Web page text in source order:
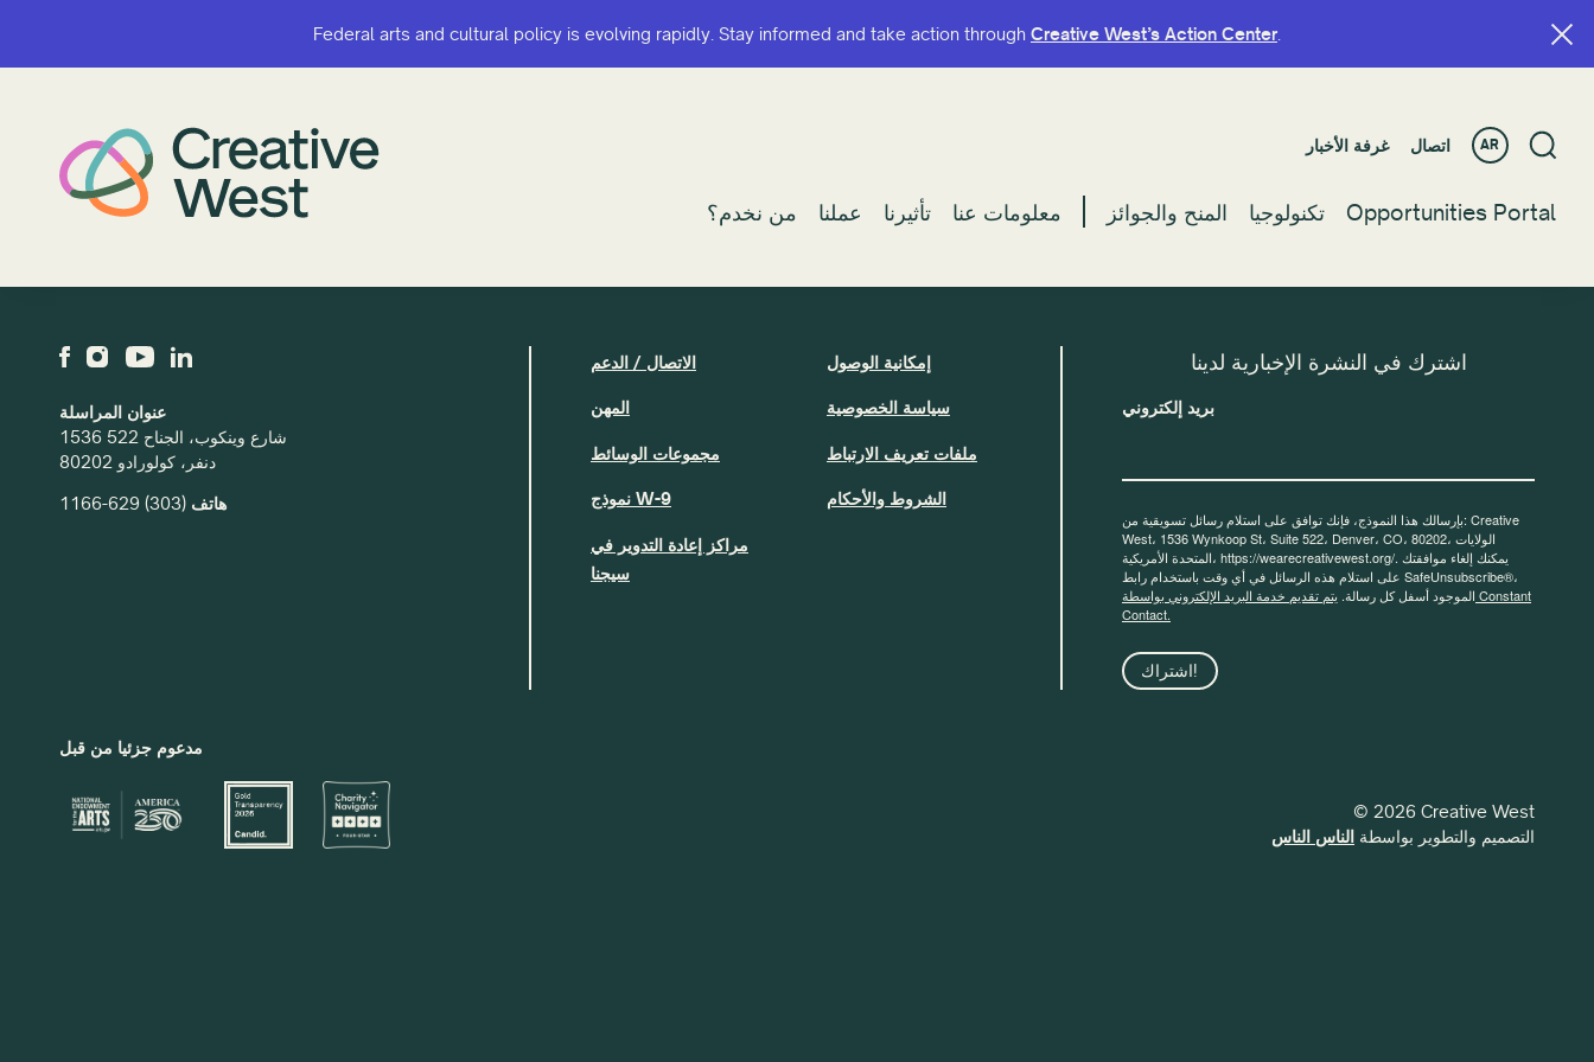
Federal arts and cultural policy is evolving rapidly. Stay informed and take action through Creative West’s Action Center.
غرفة الأخبار اتصال AR
من نخدم؟ عملنا تأثيرنا معلومات عنا المنح والجوائز تكنولوجيا Opportunities Portal
Federal arts and cultural policy is evolving rapidly. Stay informed and take action through Creative West’s Action Center.
غرفة الأخبار اتصال AR
من نخدم؟ عملنا تأثيرنا معلومات عنا المنح والجوائز تكنولوجيا Opportunities Portal
عنوان المراسلة
1536 شارع وينكوب، الجناح 522
دنفر، كولورادو 80202
هاتف (303) 629-1166
الاتصال / الدعم
المهن
مجموعات الوسائط
نموذج W-9
مراكز إعادة التدوير في
سيجنا
إمكانية الوصول
سياسة الخصوصية
ملفات تعريف الارتباط
الشروط والأحكام
اشترك في النشرة الإخبارية لدينا
بريد إلكتروني
بإرسالك هذا النموذج، فإنك توافق على استلام رسائل تسويقية من: Creative
West، 1536 Wynkoop St، Suite 522، Denver، CO، 80202، الولايات
المتحدة الأمريكية، https://wearecreativewest.org/. يمكنك إلغاء موافقتك
على استلام هذه الرسائل في أي وقت باستخدام رابط SafeUnsubscribe®،
الموجود أسفل كل رسالة. يتم تقديم خدمة البريد الإلكتروني بواسطة Constant
Contact.
اشتراك!
مدعوم جزئيا من قبل
© 2026 Creative West
التصميم والتطوير بواسطة الناس الناس